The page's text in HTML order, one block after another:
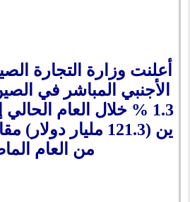
أعلنت وزارة التجارة
الأجنبي المباشر في
ين (121.3 مليار
من العام